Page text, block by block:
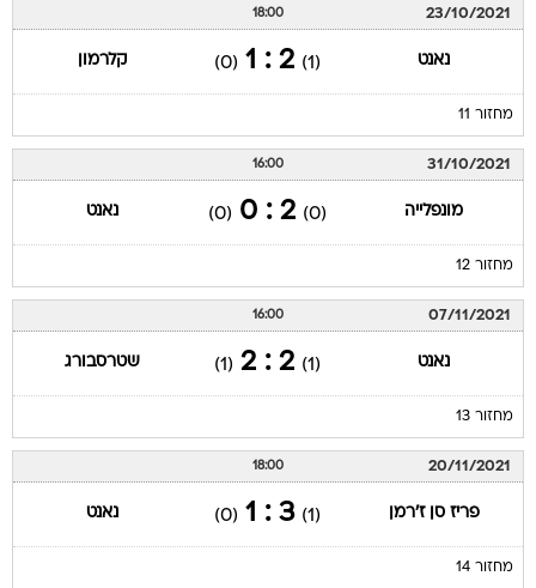
23/10/2021
18:00
נאנט (1)
2 : 1
(0) קלרמון
מחזור 11
31/10/2021
16:00
מונפלייה (0)
2 : 0
(0) נאנט
מחזור 12
07/11/2021
16:00
נאנט (1)
2 : 2
(1) שטרסבורג
מחזור 13
20/11/2021
18:00
פריז סן ז'רמן (1)
3 : 1
(0) נאנט
מחזור 14